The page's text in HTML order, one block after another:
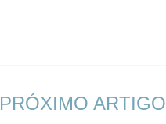
PRÓXIMO ARTIGO